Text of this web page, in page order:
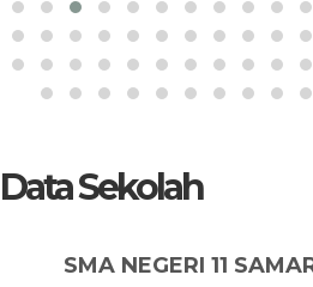
Data Sekolah
SMA NEGERI 11